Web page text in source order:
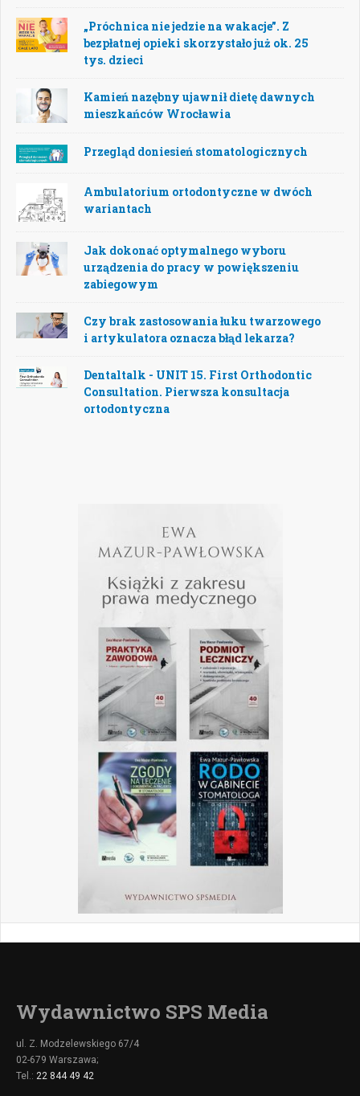
„Próchnica nie jedzie na wakacje”. Z
bezpłatnej opieki skorzystało już ok. 25
tys. dzieci
Kamień nazębny ujawnił dietę dawnych
mieszkańców Wrocławia
Przegląd doniesień stomatologicznych
Ambulatorium ortodontyczne w dwóch
wariantach
Jak dokonać optymalnego wyboru
urządzenia do pracy w powiększeniu
zabiegowym
Czy brak zastosowania łuku twarzowego
i artykulatora oznacza błąd lekarza?
Dentaltalk - UNIT 15. First Orthodontic
Consultation. Pierwsza konsultacja
ortodontyczna
Wydawnictwo SPS Media
ul. Z. Modzelewskiego 67/4
02-679 Warszawa;
Tel.: 22 844 49 42